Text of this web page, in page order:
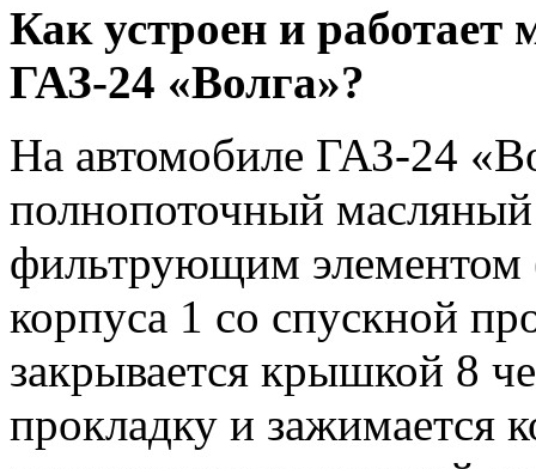
Как устроен и
ГАЗ-24 «Волга»?
На автомобиле ГАЗ-24
полнопоточный
фильтрующим элементом
корпуса 1 со спускной
закрывается крышкой 8
прокладку и зажимается